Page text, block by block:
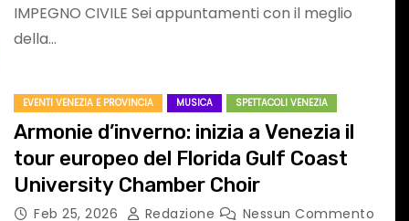
IMPEGNO CIVILE Sei appuntamenti con il meglio
della…
EVENTI VENEZIA E PROVINCIA MUSICA SPETTACOLI VENEZIA
Armonie d’inverno: inizia a Venezia il
tour europeo del Florida Gulf Coast
University Chamber Choir
Feb 25, 2026 Redazione Nessun Commento
Formula 1: il
pagellONE